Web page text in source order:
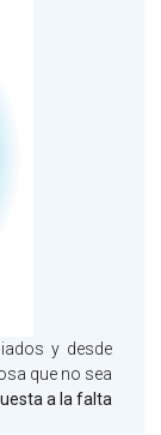
y desde
que no sea
a la falta